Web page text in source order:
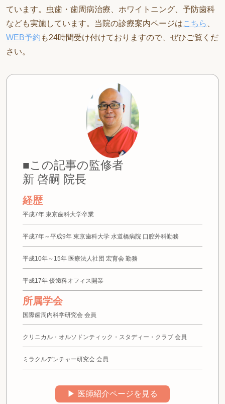
ています。虫歯・歯周病治療、ホワイトニング、予防歯科
なども実施しています。当院の診療案内ページはこちら
WEB予約 も24時間受け付けておりますので、ぜひご覧くだ
さい。
■この記事の監修者
新 啓嗣 院長
経歴
平成7年 東京歯科大学卒業
平成7年～平成9年 東京歯科大学 水道橋病院 口腔外科勤務
平成10年～15年 医療法人社団 宏育会 勤務
平成17年 優歯科オフィス開業
所属学会
国際歯周内科学研究会 会員
クリニカル・オルソドンティック・スタディー・クラブ 会員
ミラクルデンチャー研究会 会員
▶︎ 医師紹介ページを見る